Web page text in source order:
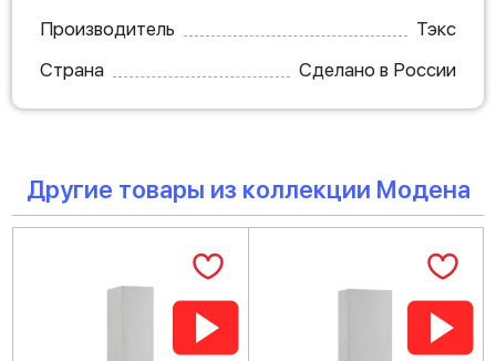
Производитель
Тэкс
Страна
Сделано в России
Другие товары из коллекции Модена